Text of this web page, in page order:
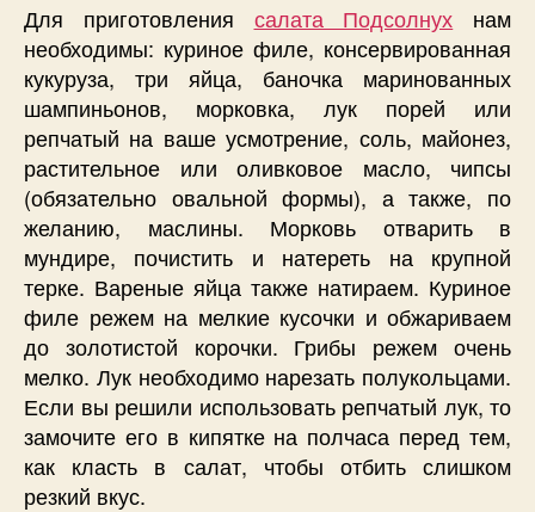
Для приготовления салата Подсолнух нам
необходимы: куриное филе, консервированная
кукуруза, три яйца, баночка маринованных
шампиньонов, морковка, лук порей или
репчатый на ваше усмотрение, соль, майонез,
растительное или оливковое масло, чипсы
(обязательно овальной формы), а также, по
желанию, маслины. Морковь отварить в
мундире, почистить и натереть на крупной
терке. Вареные яйца также натираем. Куриное
филе режем на мелкие кусочки и обжариваем
до золотистой корочки. Грибы режем очень
мелко. Лук необходимо нарезать полукольцами.
Если вы решили использовать репчатый лук, то
замочите его в кипятке на полчаса перед тем,
как класть в салат, чтобы отбить слишком
резкий вкус.